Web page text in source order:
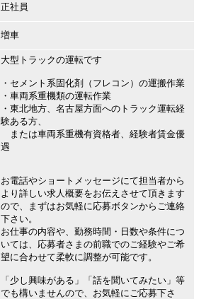
正社員
増車
大型トラックの運転です
・セメント系固化剤（フレコン）の運搬作業
・車両系重機類の運転作業
・東北地方、名古屋方面へのトラック運転経
験ある方、
または車両系重機有資格者、経験者賃金優
遇
お電話やショートメッセージにて担当者から
より詳しい求人概要をお伝えさせて頂きます
ので、まずはお気軽に応募ボタンからご連絡
下さい。
お仕事の内容や、勤務時間・日数や条件につ
いては、応募者さまの前職でのご経験やご希
望に合わせて柔軟に調整が可能です。
「少し興味がある」「話を聞いてみたい」等
でも構いませんので、お気軽にご応募下さ